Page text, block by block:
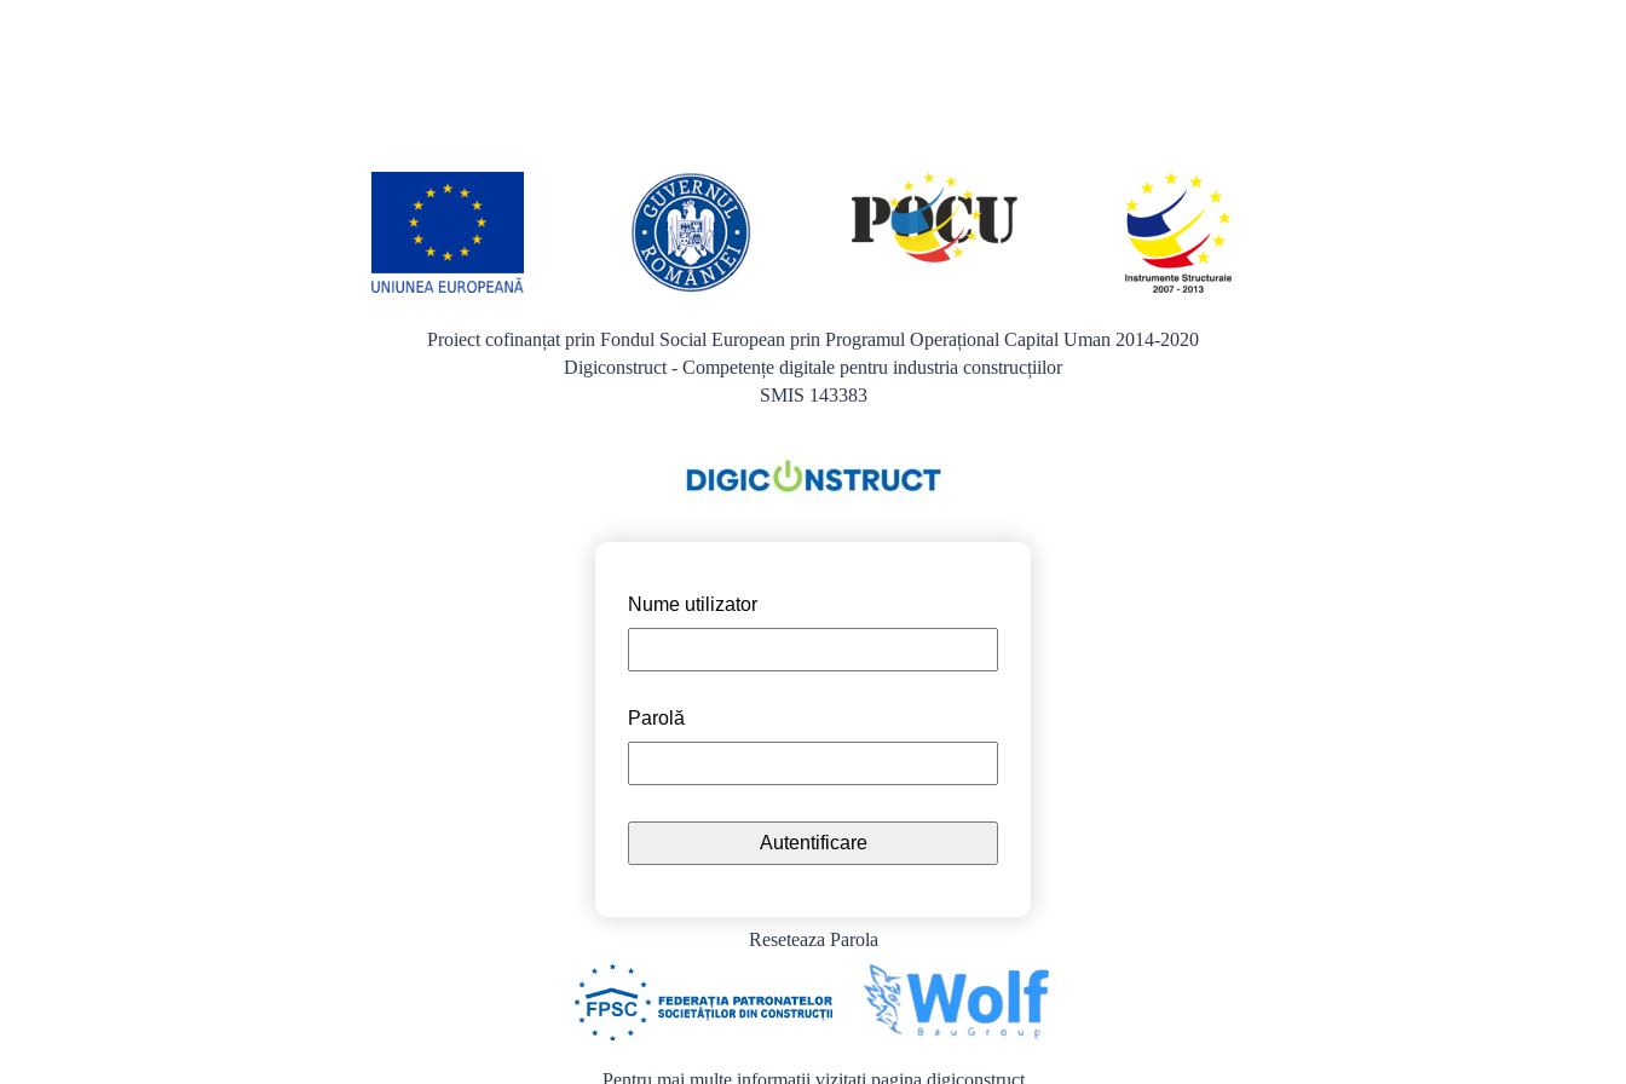
Proiect cofinanțat prin Fondul Social European prin Programul Operațional Capital Uman 2014-2020
Digiconstruct - Competențe digitale pentru industria construcțiilor
SMIS 143383
Nume utilizator
Parolă
Reseteaza Parola
Pentru mai multe informații vizitați pagina digiconstruct